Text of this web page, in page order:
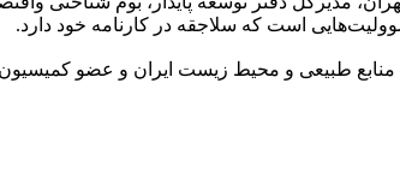
است که سلاجقه در کارنامه خود دارد.
طبیعی و محیط زیست ایران و عضو